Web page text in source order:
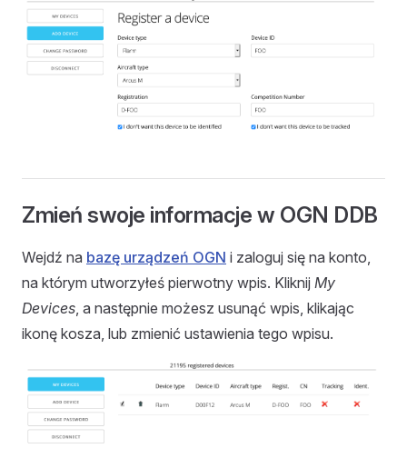
Zmień swoje informacje w OGN DDB
Wejdź na bazę urządzeń OGN i zaloguj się na konto,
na którym utworzyłeś pierwotny wpis. Kliknij My
Devices, a następnie możesz usunąć wpis, klikając
ikonę kosza, lub zmienić ustawienia tego wpisu.